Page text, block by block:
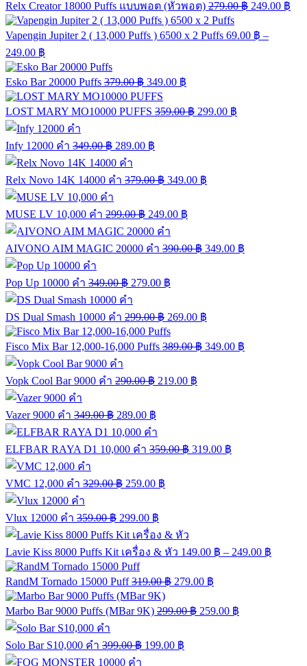
Relx Creator 18000 Puffs แบบพอต (หัวพอต) 279.00฿ 249.00 ฿
Vapengin Jupiter 2 ( 13,000 Puffs ) 6500 x 2 Puffs 69.00 ฿ –
249.00 ฿
Esko Bar 20000 Puffs 379.00฿ 349.00 ฿
LOST MARY MO10000 PUFFS 359.00฿ 299.00 ฿
Infy 12000 คำ 349.00฿ 289.00 ฿
Relx Novo 14K 14000 คำ 379.00฿ 349.00 ฿
MUSE LV 10,000 คำ 299.00฿ 249.00 ฿
AIVONO AIM MAGIC 20000 คำ 390.00฿ 349.00 ฿
Pop Up 10000 คำ 349.00฿ 279.00 ฿
DS Dual Smash 10000 คำ 299.00฿ 269.00 ฿
Fisco Mix Bar 12,000-16,000 Puffs 389.00฿ 349.00 ฿
Vopk Cool Bar 9000 คำ 290.00฿ 219.00 ฿
Vazer 9000 คำ 349.00฿ 289.00 ฿
ELFBAR RAYA D1 10,000 คำ 359.00฿ 319.00 ฿
VMC 12,000 คำ 329.00฿ 259.00 ฿
Vlux 12000 คำ 359.00฿ 299.00 ฿
Lavie Kiss 8000 Puffs Kit เครื่อง & หัว 149.00 ฿ – 249.00 ฿
RandM Tornado 15000 Puff 319.00฿ 279.00 ฿
Marbo Bar 9000 Puffs (MBar 9K) 299.00฿ 259.00 ฿
Solo Bar S10,000 คำ 399.00฿ 199.00 ฿